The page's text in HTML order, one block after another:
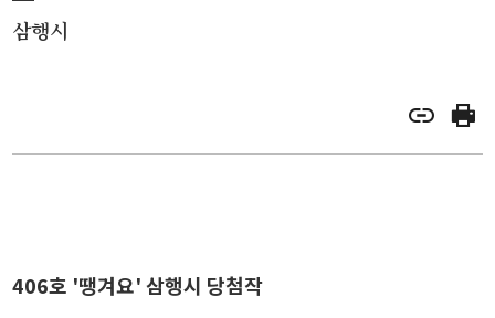
삼행시
406호 '땡겨요' 삼행시 당첨작